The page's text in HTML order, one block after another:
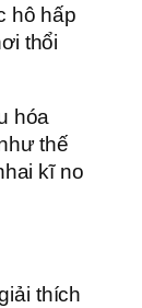
hô hấp
thổi
hóa
thế
kĩ no
thích